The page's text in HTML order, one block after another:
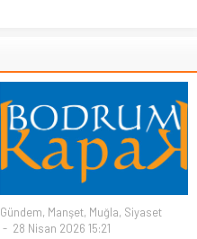
Gündem, Manşet, Muğla, Siyaset
28 Nisan 2026 15:21